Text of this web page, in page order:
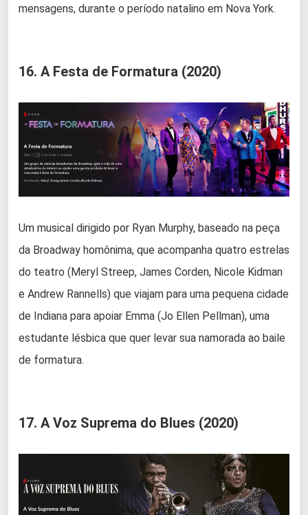
mensagens, durante o período natalino em Nova York.
16. A Festa de Formatura (2020)
Um musical dirigido por Ryan Murphy, baseado na peça
da Broadway homônima, que acompanha quatro estrelas
do teatro (Meryl Streep, James Corden, Nicole Kidman
e Andrew Rannells) que viajam para uma pequena cidade
de Indiana para apoiar Emma (Jo Ellen Pellman), uma
estudante lésbica que quer levar sua namorada ao baile
de formatura.
17. A Voz Suprema do Blues (2020)